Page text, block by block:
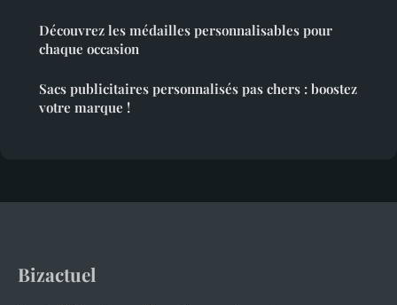
Découvrez les médailles personnalisables pour
chaque occasion
Sacs publicitaires personnalisés pas chers : boostez
votre marque !
Bizactuel